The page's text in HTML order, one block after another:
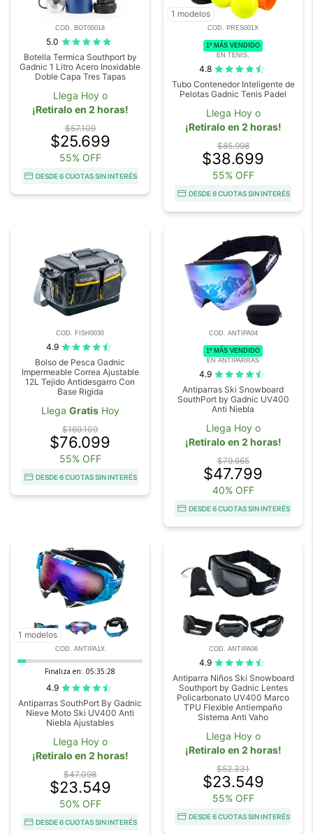
COD. BOT00018
5.0
Botella Termica Southport by
Gadnic 1 Litro Acero Inoxidable
Doble Capa Tres Tapas
Llega Hoy o
¡Retiralo en 2 horas!
$57.109
$25.699
55% OFF
DESDE 6 CUOTAS SIN INTERÉS
1 modelos
COD. PRES001X
1º MÁS VENDIDO
EN TENIS,
4.8
Tubo Contenedor Inteligente de
Pelotas Gadnic Tenis Padel
Llega Hoy o
¡Retiralo en 2 horas!
$85.998
$38.699
55% OFF
DESDE 6 CUOTAS SIN INTERÉS
COD. FISH0030
4.9
Bolso de Pesca Gadnic
Impermeable Correa Ajustable
12L Tejido Antidesgarro Con
Base Rigida
Llega GratisHoy
$169.109
$76.099
55% OFF
DESDE 6 CUOTAS SIN INTERÉS
COD. ANTIPA04
1º MÁS VENDIDO
EN ANTIPARRAS
4.9
Antiparras Ski Snowboard
SouthPort by Gadnic UV400
Anti Niebla
Llega Hoy o
¡Retiralo en 2 horas!
$79.665
$47.799
40% OFF
DESDE 6 CUOTAS SIN INTERÉS
1 modelos
COD. ANTIPA1X
Finaliza en: 05:35:27
4.9
Antiparras SouthPort By Gadnic
Nieve Moto Ski UV400 Anti
Niebla Ajustables
Llega Hoy o
¡Retiralo en 2 horas!
$47.098
$23.549
50% OFF
DESDE 6 CUOTAS SIN INTERÉS
COD. ANTIPA06
4.9
Antiparra Niños Ski Snowboard
Southport by Gadnic Lentes
Policarbonato UV400 Marco
TPU Flexible Antiempaño
Sistema Anti Vaho
Llega Hoy o
¡Retiralo en 2 horas!
$52.331
$23.549
55% OFF
DESDE 6 CUOTAS SIN INTERÉS